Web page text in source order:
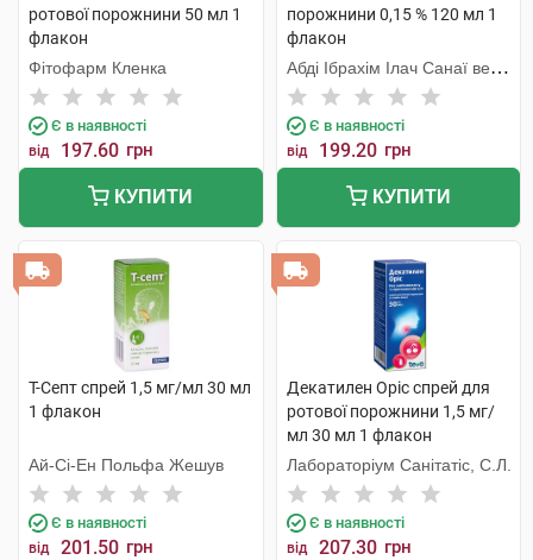
ротової порожнини 50 мл 1
флакон
Фітофарм Кленка
Є в наявності
від 197.60 грн
КУПИТИ
порожнини 0,15 % 120 мл 1
флакон
Абді Ібрахім Ілач Санаї ве
Тіджарет
Є в наявності
від 199.20 грн
КУПИТИ
Т-Септ спрей 1,5 мг/мл 30 мл
1 флакон
Ай-Сі-Ен Польфа Жешув
Є в наявності
від 201.50 грн
Декатилен Оріс спрей для
ротової порожнини 1,5 мг/
мл 30 мл 1 флакон
Лабораторіум Санітатіс, С.Л.
Є в наявності
від 207.30 грн